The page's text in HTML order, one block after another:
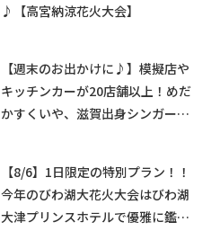
♪【高宮納涼花火大会】
【週末のお出かけに♪】模擬店や
キッチンカーが20店舗以上！めだ
かすくいや、滋賀出身シンガーソ
【8/6】1日限定の特別プラン！！
今年のびわ湖大花火大会はびわ湖
大津プリンスホテルで優雅に鑑賞